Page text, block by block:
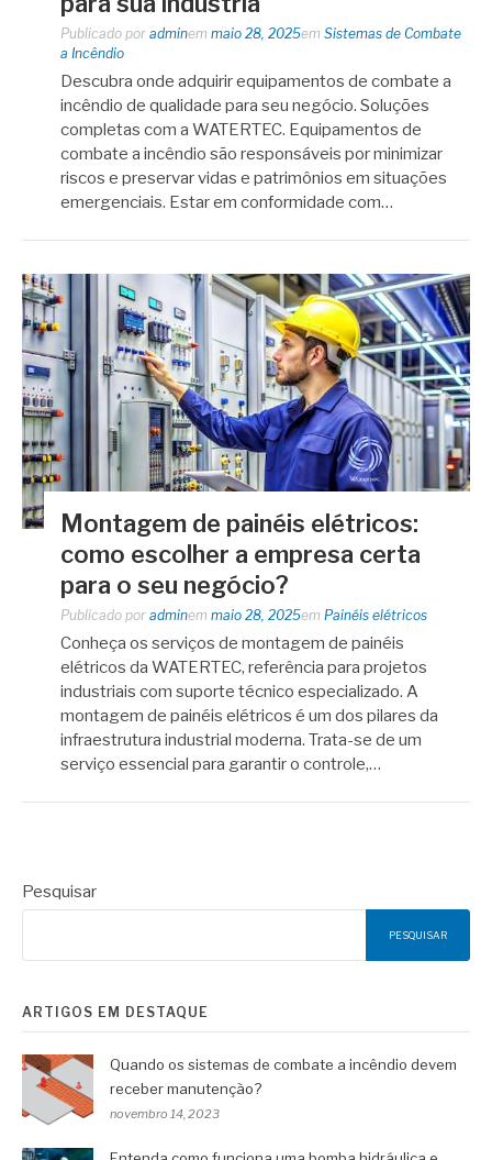
Publicado por adminem maio 28, 2025em Sistemas de Combate
a Incêndio
Descubra onde adquirir equipamentos de combate a
incêndio de qualidade para seu negócio. Soluções
completas com a WATERTEC. Equipamentos de
combate a incêndio são responsáveis por minimizar
riscos e preservar vidas e patrimônios em situações
emergenciais. Estar em conformidade com…
Montagem de painéis elétricos:
como escolher a empresa certa
para o seu negócio?
Publicado por adminem maio 28, 2025em Painéis elétricos
Conheça os serviços de montagem de painéis
elétricos da WATERTEC, referência para projetos
industriais com suporte técnico especializado. A
montagem de painéis elétricos é um dos pilares da
infraestrutura industrial moderna. Trata-se de um
serviço essencial para garantir o controle,…
Pesquisar
PESQUISAR
ARTIGOS EM DESTAQUE
Quando os sistemas de combate a incêndio devem
receber manutenção?
novembro 14, 2023